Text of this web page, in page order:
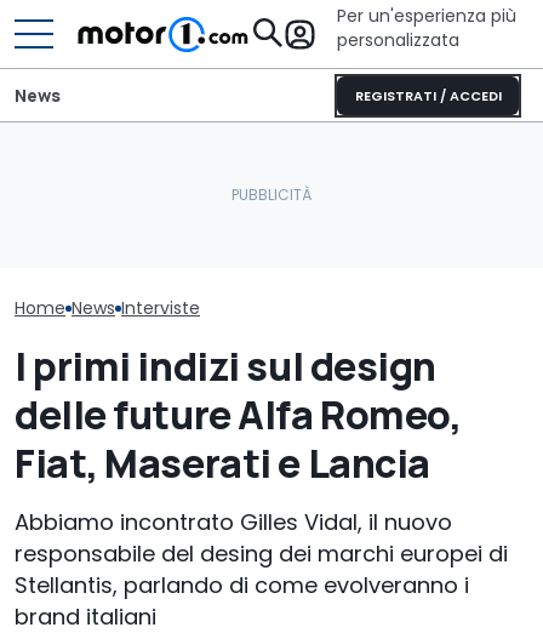
Per un'esperienza più
personalizzata
REGISTRATI / ACCEDI
News
Home News Interviste
I primi indizi sul design
delle future Alfa Romeo,
Fiat, Maserati e Lancia
Abbiamo incontrato Gilles Vidal, il nuovo
responsabile del desing dei marchi europei di
Stellantis, parlando di come evolveranno i
brand italiani